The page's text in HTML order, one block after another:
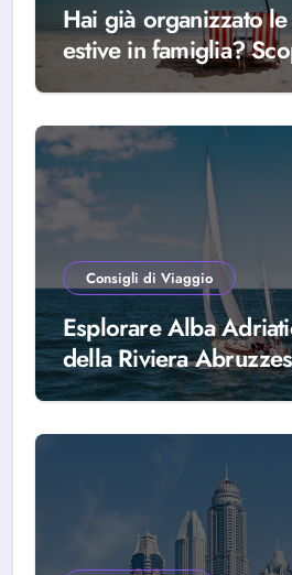
Hai già organizzato le
estive in famiglia?
scegliere Alba Adriatica
Consigli di Viaggio
Esplorare Alba
della Riviera